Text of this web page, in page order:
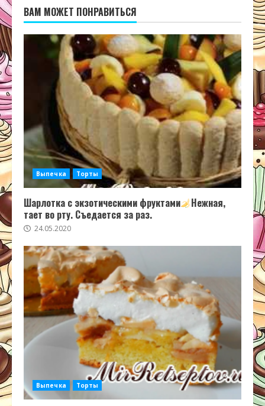
ВАМ МОЖЕТ ПОНРАВИТЬСЯ
Выпечка Торты
Шарлотка с экзотическими фруктами
Нежная,
тает во рту. Съедается за раз.
24.05.2020
Выпечка Торты